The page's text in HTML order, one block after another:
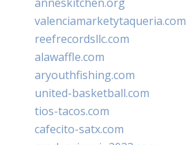
valenciamarketytaqueria.com
reefrecordsllc.com
alawaffle.com
aryouthfishing.com
united-basketball.com
tios-tacos.com
cafecito-satx.com